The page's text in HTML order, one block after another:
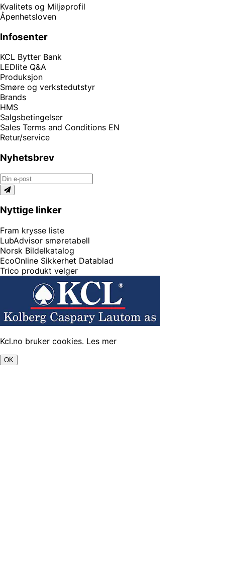
Kvalitets og Miljøprofil
Åpenhetsloven
Infosenter
KCL Bytter Bank
LEDlite Q&A
Produksjon
Smøre og verkstedutstyr
Brands
HMS
Salgsbetingelser
Sales Terms and Conditions EN
Retur/service
Nyhetsbrev
Nyttige linker
Fram krysse liste
LubAdvisor smøretabell
Norsk Bildelkatalog
EcoOnline Sikkerhet Datablad
Trico produkt velger
Kcl.no bruker cookies. Les mer
OK